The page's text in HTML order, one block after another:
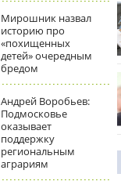
Мирошник назвал
историю про
«похищенных
детей» очередным
бредом
Андрей Воробьев:
Подмосковье
оказывает
поддержку
региональным
аграриям